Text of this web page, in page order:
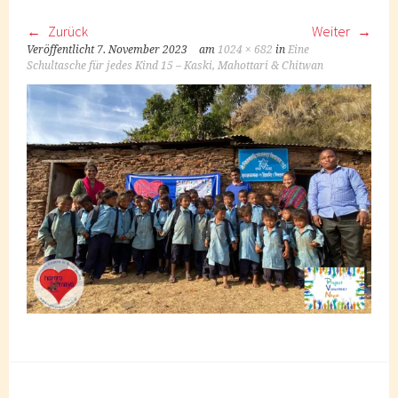
Zurück Weiter
Veröffentlicht 7. November 2023 am1024 × 682 inEine
Schultasche für jedes Kind 15 – Kaski, Mahottari & Chitwan